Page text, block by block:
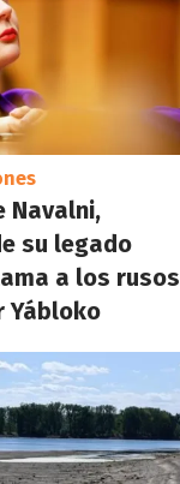
Navalni,
su legado
a los rusos
Yábloko